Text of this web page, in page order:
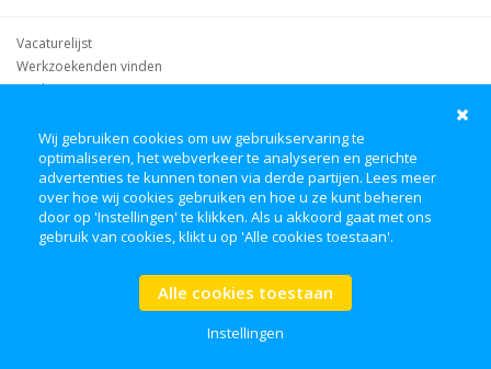
Vacaturelijst
Werkzoekenden vinden
Werkgevers
Waar kan ik werk vinden?
Wat voor vacatures zijn er?
Wat kan ik waar doen?
Facebook LinkedIn
Over ons
Disclaimer
Wij gebruiken cookies om uw gebruikservaring te
optimaliseren, het webverkeer te analyseren en gerichte
advertenties te kunnen tonen via derde partijen. Lees meer
over hoe wij cookies gebruiken en hoe u ze kunt beheren
door op 'Instellingen' te klikken. Als u akkoord gaat met ons
gebruik van cookies, klikt u op 'Alle cookies toestaan'.
Alle cookies toestaan
Instellingen